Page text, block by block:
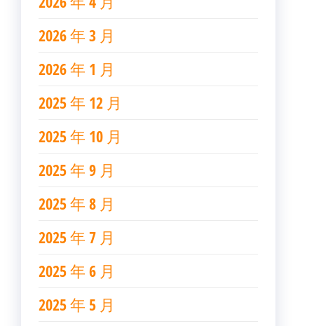
2026 年 3 月
2026 年 1 月
2025 年 12 月
2025 年 10 月
2025 年 9 月
2025 年 8 月
2025 年 7 月
2025 年 6 月
2025 年 5 月